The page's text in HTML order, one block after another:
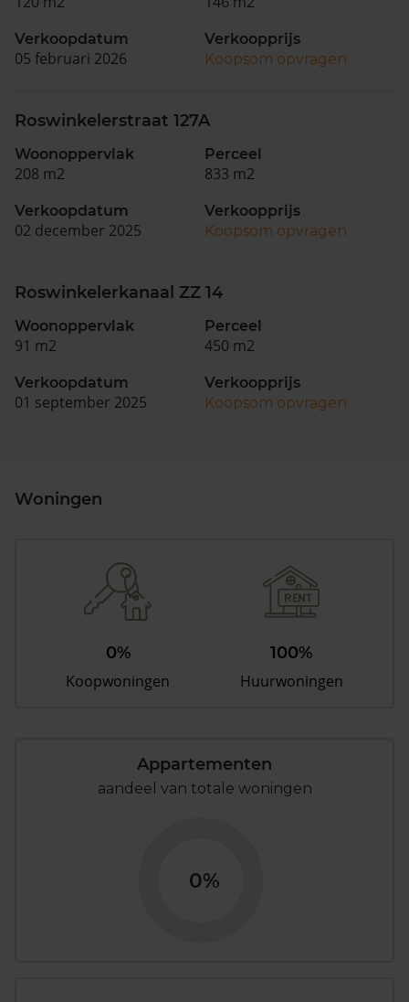
Verkoopdatum
05 februari 2026
Verkoopprijs
Koopsom opvragen
Roswinkelerstraat 127A
Woonoppervlak
208 m2
Perceel
833 m2
Verkoopdatum
02 december 2025
Verkoopprijs
Koopsom opvragen
Roswinkelerkanaal ZZ 14
Woonoppervlak
91 m2
Perceel
450 m2
Verkoopdatum
01 september 2025
Verkoopprijs
Koopsom opvragen
Woningen
0%
Koopwoningen
100%
Huurwoningen
Appartementen
aandeel van totale woningen
0%